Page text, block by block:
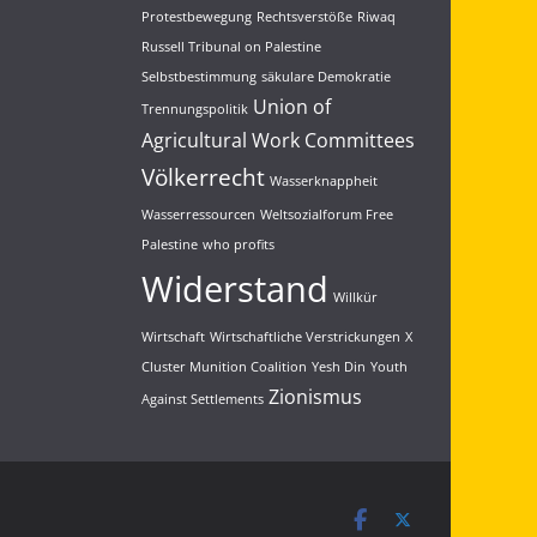
#IsraelOutOfMyPhone
#BanSpyware
3 5 Twitter
Load More...
Protestbewegung Rechtsverstöße Riwaq
Russell Tribunal on Palestine
Selbstbestimmung säkulare Demokratie
Trennungspolitik Union of
Agricultural Work Committees
Völkerrecht Wasserknappheit
Wasserressourcen Weltsozialforum Free
Palestine who profits
Widerstand Willkür
Wirtschaft Wirtschaftliche Verstrickungen X
Cluster Munition Coalition Yesh Din Youth
Against Settlements Zionismus